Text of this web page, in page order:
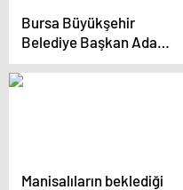
Bursa Büyükşehir
Belediye Başkan Adayı
Mustafa Bozbey
projelerini tanıttı
Manisalıların beklediği